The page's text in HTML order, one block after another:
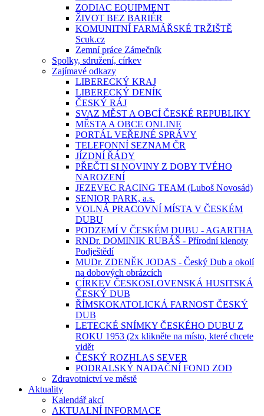
ZODIAC EQUIPMENT
ŽIVOT BEZ BARIÉR
KOMUNITNÍ FARMÁŘSKÉ TRŽIŠTĚ
Scuk.cz
Zemní práce Zámečník
Spolky, sdružení, církev
Zajímavé odkazy
LIBERECKÝ KRAJ
LIBERECKÝ DENÍK
ČESKÝ RÁJ
SVAZ MĚST A OBCÍ ČESKÉ REPUBLIKY
MĚSTA A OBCE ONLINE
PORTÁL VEŘEJNÉ SPRÁVY
TELEFONNÍ SEZNAM ČR
JÍZDNÍ ŘÁDY
PŘEČTI SI NOVINY Z DOBY TVÉHO
NAROZENÍ
JEZEVEC RACING TEAM (Luboš Novosád)
SENIOR PARK, a.s.
VOLNÁ PRACOVNÍ MÍSTA V ČESKÉM
DUBU
PODZEMÍ V ČESKÉM DUBU - AGARTHA
RNDr. DOMINIK RUBÁŠ - Přírodní klenoty
Podještědí
MUDr. ZDENĚK JODAS - Český Dub a okolí
na dobových obrázcích
CÍRKEV ČESKOSLOVENSKÁ HUSITSKÁ
ČESKÝ DUB
ŘÍMSKOKATOLICKÁ FARNOST ČESKÝ
DUB
LETECKÉ SNÍMKY ČESKÉHO DUBU Z
ROKU 1953 (2x klikněte na místo, které chcete
vidět
ČESKÝ ROZHLAS SEVER
PODRALSKÝ NADAČNÍ FOND ZOD
Zdravotnictví ve městě
Aktuality
Kalendář akcí
AKTUALNÍ INFORMACE